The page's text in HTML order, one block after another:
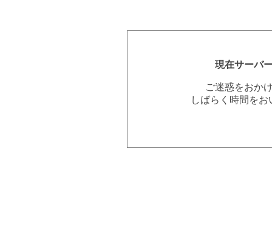
現在サーバ
ご迷惑をおか
しばらく時間を